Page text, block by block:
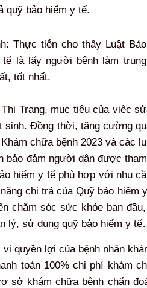
quỹ bảo hiểm y tế.
Thực tiễn cho thấy Luật
là lấy người bệnh làm
tốt nhất.
Trang, mục tiêu của việc
Đồng thời, tăng cường
chữa bệnh 2023 và các
bảo đảm người dân được
hiểm y tế phù hợp với nhu
chi trả của Quỹ bảo hiểm
chăm sóc sức khỏe ban
lý, sử dụng quỹ bảo hiểm y
quyền lợi của bệnh nhân
toán 100% chi phí khám
sở khám chữa bệnh chẩn